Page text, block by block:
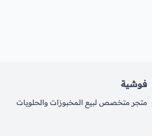
فوشية
متجر متخصص لبيع المخبوزات والحلويات